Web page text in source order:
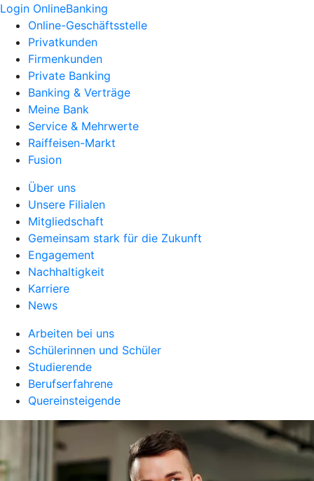
Login OnlineBanking
Online-Geschäftsstelle
Privatkunden
Firmenkunden
Private Banking
Banking & Verträge
Meine Bank
Service & Mehrwerte
Raiffeisen-Markt
Fusion
Über uns
Unsere Filialen
Mitgliedschaft
Gemeinsam stark für die Zukunft
Engagement
Nachhaltigkeit
Karriere
News
Arbeiten bei uns
Schülerinnen und Schüler
Studierende
Berufserfahrene
Quereinsteigende